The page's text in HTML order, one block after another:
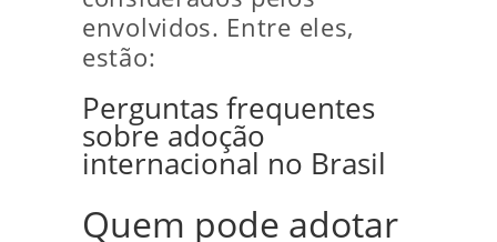
envolvidos. Entre eles,
estão:
Perguntas frequentes
sobre adoção
internacional no Brasil
Quem pode adotar